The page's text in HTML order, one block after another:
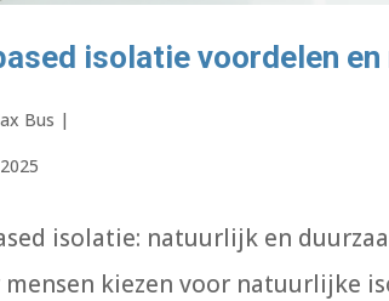
isolatie voordelen en
Bus |
isolatie: natuurlijk en
mensen kiezen voor natuurlijke